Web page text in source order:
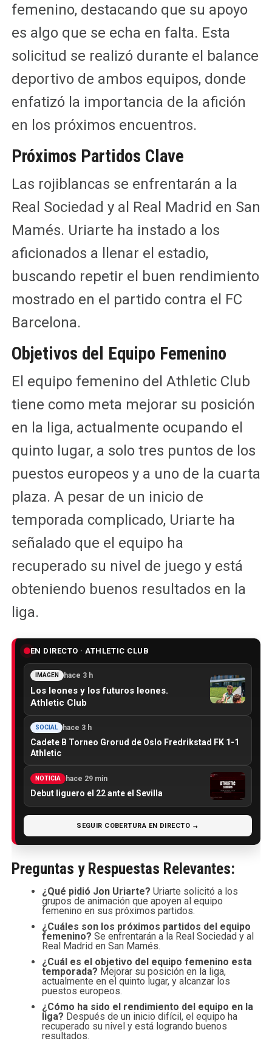
femenino, destacando que su apoyo
es algo que se echa en falta. Esta
solicitud se realizó durante el balance
deportivo de ambos equipos, donde
enfatizó la importancia de la afición
en los próximos encuentros.
Próximos Partidos Clave
Las rojiblancas se enfrentarán a la
Real Sociedad y al Real Madrid en San
Mamés. Uriarte ha instado a los
aficionados a llenar el estadio,
buscando repetir el buen rendimiento
mostrado en el partido contra el FC
Barcelona.
Objetivos del Equipo Femenino
El equipo femenino del Athletic Club
tiene como meta mejorar su posición
en la liga, actualmente ocupando el
quinto lugar, a solo tres puntos de los
puestos europeos y a uno de la cuarta
plaza. A pesar de un inicio de
temporada complicado, Uriarte ha
señalado que el equipo ha
recuperado su nivel de juego y está
obteniendo buenos resultados en la
liga.
EN DIRECTO · ATHLETIC CLUB
IMAGEN hace 3 h
Los leones y los futuros leones.
Athletic Club
SOCIAL hace 3 h
Cadete B Torneo Grorud de Oslo Fredrikstad FK 1-1
Athletic
NOTICIA hace 29 min
Debut liguero el 22 ante el Sevilla
SEGUIR COBERTURA EN DIRECTO →
Preguntas y Respuestas Relevantes:
¿Qué pidió Jon Uriarte? Uriarte solicitó a los
grupos de animación que apoyen al equipo
femenino en sus próximos partidos.
¿Cuáles son los próximos partidos del equipo
femenino? Se enfrentarán a la Real Sociedad y al
Real Madrid en San Mamés.
¿Cuál es el objetivo del equipo femenino esta
temporada? Mejorar su posición en la liga,
actualmente en el quinto lugar, y alcanzar los
puestos europeos.
¿Cómo ha sido el rendimiento del equipo en la
liga? Después de un inicio difícil, el equipo ha
recuperado su nivel y está logrando buenos
resultados.